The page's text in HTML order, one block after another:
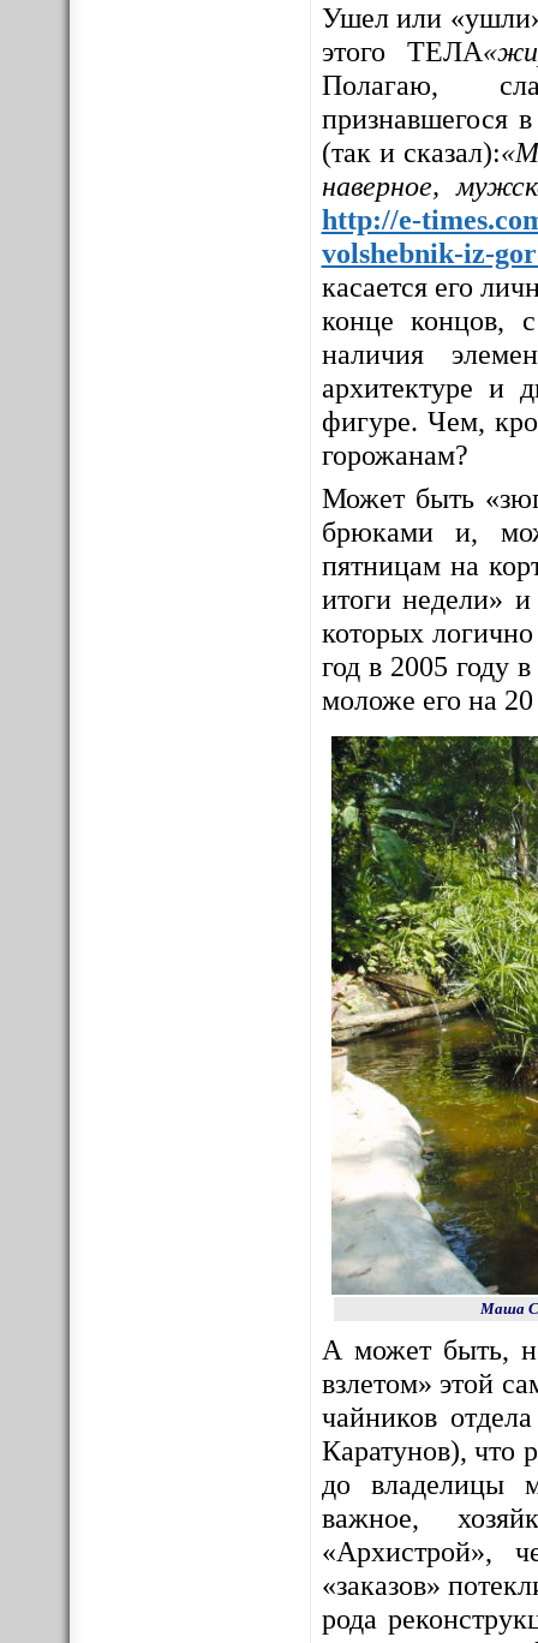
Ушел или
этого ТЕЛА
Полагаю,
признавшегося
(так и сказал):
наверное,
http://e-
volshebnik-iz-
касается его
конце концов,
наличия
архитектуре и
фигуре. Чем,
горожанам?
Может быть
брюками и,
пятницам на
итоги недели»
которых
год в 2005 году
моложе его на 20
Маша
А может быть,
взлетом» этой
чайников
Каратунов), что
до владелицы
важное,
«Архистрой»,
«заказов»
рода